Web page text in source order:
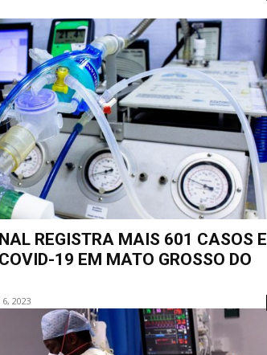
REGISTRA MAIS 601 CASOS E
19 EM MATO GROSSO DO
2023